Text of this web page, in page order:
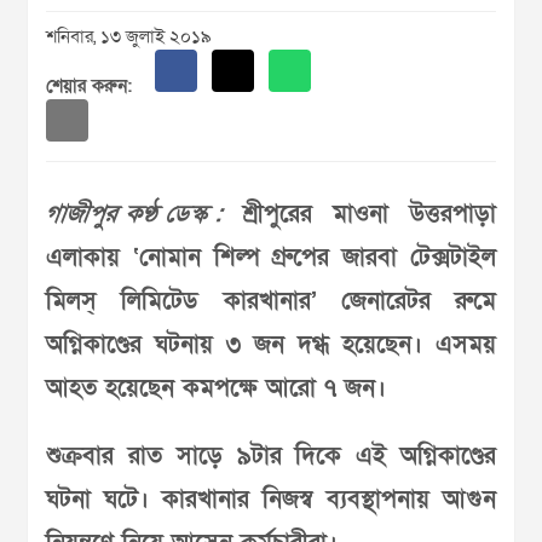
শনিবার, ১৩ জুলাই ২০১৯
শেয়ার করুন:
গাজীপুর কণ্ঠ ডেস্ক :শ্রীপুরের মাওনা উত্তরপাড়া
এলাকায় ‘নোমান শিল্প গ্রুপের জারবা টেক্সটাইল
মিলস্ লিমিটেড কারখানার’ জেনারেটর রুমে
অগ্নিকাণ্ডের ঘটনায় ৩ জন দগ্ধ হয়েছেন। এসময়
আহত হয়েছেন কমপক্ষে আরো ৭ জন।
শুক্রবার রাত সাড়ে ৯টার দিকে এই অগ্নিকাণ্ডের
ঘটনা ঘটে। কারখানার নিজস্ব ব্যবস্থাপনায় আগুন